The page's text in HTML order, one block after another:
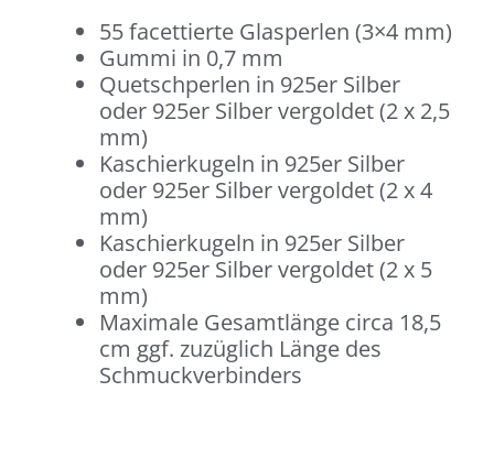
55 facettierte Glasperlen (3×4 mm)
Gummi in 0,7 mm
Quetschperlen in 925er Silber
oder 925er Silber vergoldet (2 x 2,5
mm)
Kaschierkugeln in 925er Silber
oder 925er Silber vergoldet (2 x 4
mm)
Kaschierkugeln in 925er Silber
oder 925er Silber vergoldet (2 x 5
mm)
Maximale Gesamtlänge circa 18,5
cm ggf. zuzüglich Länge des
Schmuckverbinders